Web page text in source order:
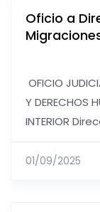
Oficio a
OFICIO
Y DERECHOS
INTERIOR
01/09/2025